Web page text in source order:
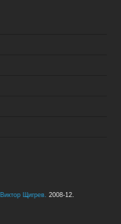
Виктор Щигрев. 2008-12.